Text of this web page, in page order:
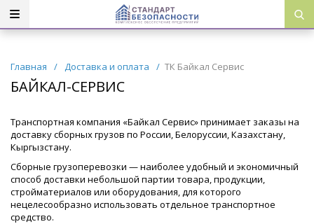
Главная / Доставка и оплата / ТК Байкал Сервис
БАЙКАЛ-СЕРВИС
Транспортная компания «Байкал Сервис» принимает заказы на
доставку сборных грузов по России, Белоруссии, Казахстану,
Кыргызстану.
Сборные грузоперевозки — наиболее удобный и экономичный
способ доставки небольшой партии товара, продукции,
стройматериалов или оборудования, для которого
нецелесообразно использовать отдельное транспортное
средство.